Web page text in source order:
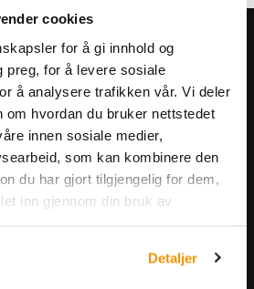
cookies
for å gi innhold og
preg, for å levere sosiale
å analysere trafikken vår. Vi deler
om hvordan du bruker nettstedet
innen sosiale medier,
som kan kombinere den
du har gjort tilgjengelig for dem,
inn gjennom din bruk av
Detaljer
nyhetsbrev!
om produkter,
og kampanjer.